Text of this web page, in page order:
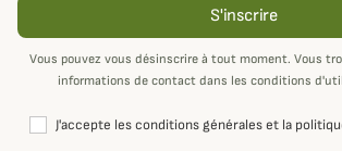
S'inscrire
Vous pouvez vous désinscrire à tout moment. Vous
informations de contact dans les conditions
J'accepte les conditions générales et la